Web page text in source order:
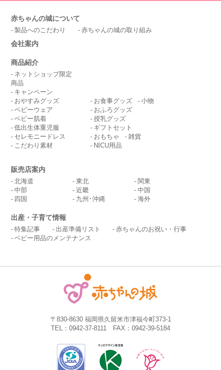
赤ちゃんの城について
製品へのこだわり 赤ちゃんの城の取り組み
会社案内
商品紹介
ネットショップ限定
商品
キャンペーン
おやすみグッズ
ベビーウェア
ベビー肌着
低出生体重児服
セレモニードレス
こだわり素材
お食事グッズ
小物
おふろグッズ
授乳グッズ
ギフトセット
おもちゃ
雑貨
NICU用品
販売店案内
北海道 東北
関東
中部
近畿
中国
四国
九州･沖縄 海外
出産・子育て情報
特集記事 出産準備リスト
赤ちゃんのお祝い・行事
ベビー用品のメンテナンス
〒830-8630 福岡県久留米市津福今町373-1
TEL：0942-37-8111 FAX：0942-39-5184